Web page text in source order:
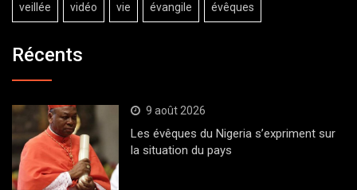
veillée vidéo vie évangile évêques
Récents
9 août 2026
Les évêques du Nigeria s’expriment sur
la situation du pays